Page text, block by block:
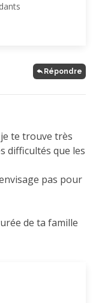
Répondre
te trouve très
difficultés que les
pas pour
de ta famille